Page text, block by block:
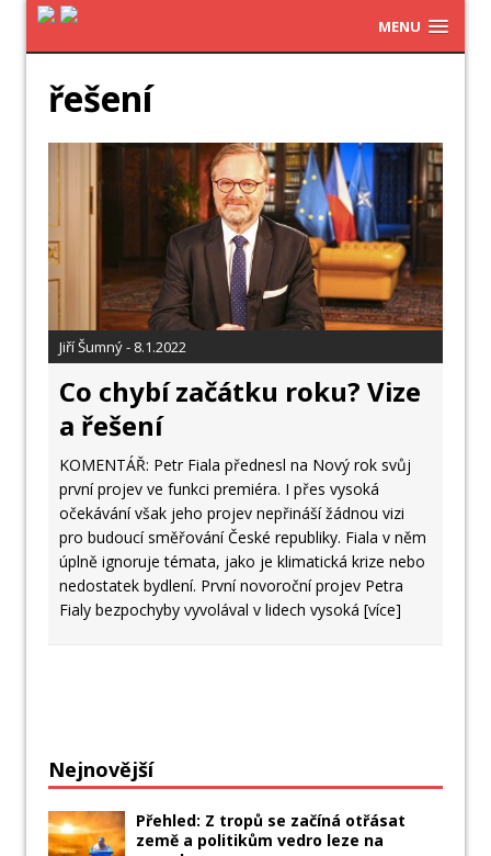
MENU
řešení
Jiří Šumný - 8.1.2022
Co chybí začátku roku? Vize
a řešení
KOMENTÁŘ: Petr Fiala přednesl na Nový rok svůj
první projev ve funkci premiéra. I přes vysoká
očekávání však jeho projev nepřináší žádnou vizi
pro budoucí směřování České republiky. Fiala v něm
úplně ignoruje témata, jako je klimatická krize nebo
nedostatek bydlení. První novoroční projev Petra
Fialy bezpochyby vyvolával v lidech vysoká [více]
Nejnovější
Přehled: Z tropů se začíná otřásat
země a politikům vedro leze na